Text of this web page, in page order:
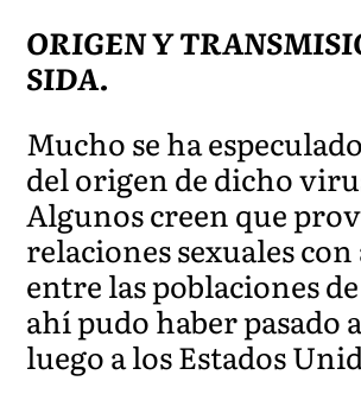
ORIGEN Y
SIDA.
Mucho se ha
del origen de dicho
Algunos creen que
relaciones sexuales
entre las poblaciones
ahí pudo haber pasado
luego a los Estados